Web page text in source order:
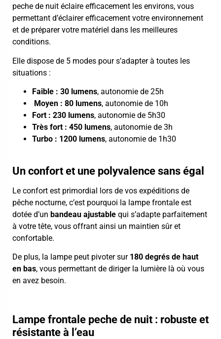
peche de nuit éclaire efficacement les environs, vous
permettant d’éclairer efficacement votre environnement
et de préparer votre matériel dans les meilleures
conditions.
Elle dispose de 5 modes pour s’adapter à toutes les
situations :
Faible : 30 lumens, autonomie de 25h
Moyen : 80 lumens, autonomie de 10h
Fort : 230 lumens, autonomie de 5h30
Très fort : 450 lumens, autonomie de 3h
Turbo : 1200 lumens, autonomie de 1h30
Un confort et une polyvalence sans égal
Le confort est primordial lors de vos expéditions de
pêche nocturne, c’est pourquoi la lampe frontale est
dotée d’un bandeau ajustable qui s’adapte parfaitement
à votre tête, vous offrant ainsi un maintien sûr et
confortable.
De plus, la lampe peut pivoter sur 180 degrés de haut
en bas, vous permettant de diriger la lumière là où vous
en avez besoin.
Lampe frontale peche de nuit : robuste et
résistante à l’eau